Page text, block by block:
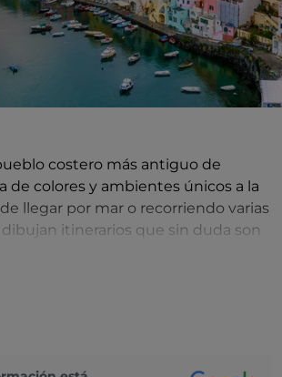
costero más antiguo de
de colores y ambientes únicos a la
llegar por mar o recorriendo varias
itinerarios que sin duda son